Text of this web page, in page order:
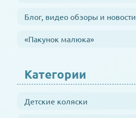
Блог, видео обзоры и новости
«Пакунок малюка»
Категории
Детские коляски